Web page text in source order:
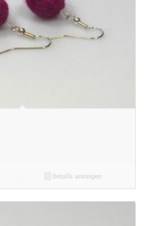
Details anzeigen